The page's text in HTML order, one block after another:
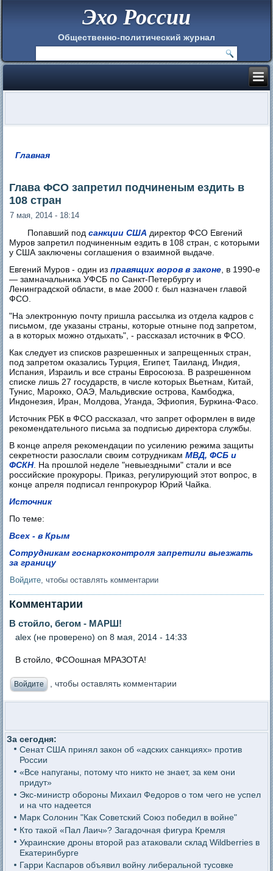
Эхо России
Общественно-политический журнал
Главная
Глава ФСО запретил подчиненым ездить в
108 стран
7 мая, 2014 - 18:14
Попавший подсанкции США директор ФСО Евгений
Муров запретил подчиненным ездить в 108 стран, с которыми
у США заключены соглашения о взаимной выдаче.
Евгений Муров - один изправящих воров в законе , в 1990-е
— замначальника УФСБ по Санкт-Петербургу и
Ленинградской области, в мае 2000 г. был назначен главой
ФСО.
"На электронную почту пришла рассылка из отдела кадров с
письмом, где указаны страны, которые отныне под запретом,
а в которых можно отдыхать", - рассказал источник в ФСО.
Как следует из списков разрешенных и запрещенных стран,
под запретом оказались Турция, Египет, Таиланд, Индия,
Испания, Израиль и все страны Евросоюза. В разрешенном
списке лишь 27 государств, в числе которых Вьетнам, Китай,
Тунис, Марокко, ОАЭ, Мальдивские острова, Камбоджа,
Индонезия, Иран, Молдова, Уганда, Эфиопия, Буркина-Фасо.
Источник РБК в ФСО рассказал, что запрет оформлен в виде
рекомендательного письма за подписью директора службы.
В конце апреля рекомендации по усилению режима защиты
секретности разослали своим сотрудникамМВД, ФСБ и
ФСКН. На прошлой неделе "невыездными" стали и все
российские прокуроры. Приказ, регулирующий этот вопрос, в
конце апреля подписал генпрокурор Юрий Чайка.
Источник
По теме:
Всех - в Крым
Cотрудникам госнаркоконтроля запретили выезжать
за границу
Войдите , чтобы оставлять комментарии
Комментарии
В стойло, бегом - МАРШ!
alex (не проверено) on 8 мая, 2014 - 14:33
В стойло, ФСОошная МРАЗОТА!
Войдите , чтобы оставлять комментарии
За сегодня:
Сенат США принял закон об «адских санкциях» против
России
«Все напуганы, потому что никто не знает, за кем они
придут»
Экс-министр обороны Михаил Федоров о том чего не успел
и на что надеется
Марк Солонин "Как Советский Союз победил в войне"
Кто такой «Пал Лаич»? Загадочная фигура Кремля
Украинские дроны второй раз атаковали склад Wildberries в
Екатеринбурге
Гарри Каспаров объявил войну либеральной тусовке